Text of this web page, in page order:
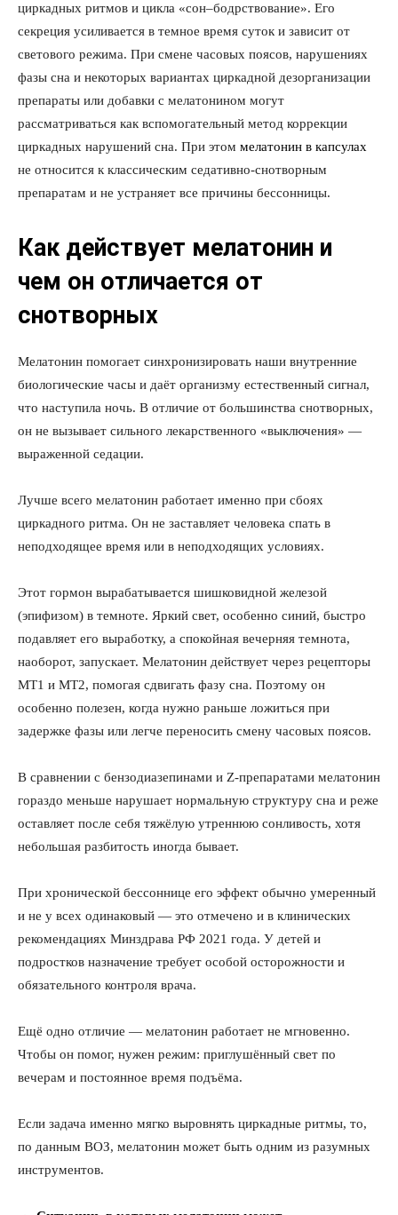
циркадных ритмов и цикла «сон–бодрствование». Его
секреция усиливается в темное время суток и зависит от
светового режима. При смене часовых поясов, нарушениях
фазы сна и некоторых вариантах циркадной дезорганизации
препараты или добавки с мелатонином могут
рассматриваться как вспомогательный метод коррекции
циркадных нарушений сна. При этом мелатонин в капсулах
не относится к классическим седативно-снотворным
препаратам и не устраняет все причины бессонницы.
Как действует мелатонин и
чем он отличается от
снотворных
Мелатонин помогает синхронизировать наши внутренние
биологические часы и даёт организму естественный сигнал,
что наступила ночь. В отличие от большинства снотворных,
он не вызывает сильного лекарственного «выключения» —
выраженной седации.
Лучше всего мелатонин работает именно при сбоях
циркадного ритма. Он не заставляет человека спать в
неподходящее время или в неподходящих условиях.
Этот гормон вырабатывается шишковидной железой
(эпифизом) в темноте. Яркий свет, особенно синий, быстро
подавляет его выработку, а спокойная вечерняя темнота,
наоборот, запускает. Мелатонин действует через рецепторы
MT1 и MT2, помогая сдвигать фазу сна. Поэтому он
особенно полезен, когда нужно раньше ложиться при
задержке фазы или легче переносить смену часовых поясов.
В сравнении с бензодиазепинами и Z-препаратами мелатонин
гораздо меньше нарушает нормальную структуру сна и реже
оставляет после себя тяжёлую утреннюю сонливость, хотя
небольшая разбитость иногда бывает.
При хронической бессоннице его эффект обычно умеренный
и не у всех одинаковый — это отмечено и в клинических
рекомендациях Минздрава РФ 2021 года. У детей и
подростков назначение требует особой осторожности и
обязательного контроля врача.
Ещё одно отличие — мелатонин работает не мгновенно.
Чтобы он помог, нужен режим: приглушённый свет по
вечерам и постоянное время подъёма.
Если задача именно мягко выровнять циркадные ритмы, то,
по данным ВОЗ, мелатонин может быть одним из разумных
инструментов.